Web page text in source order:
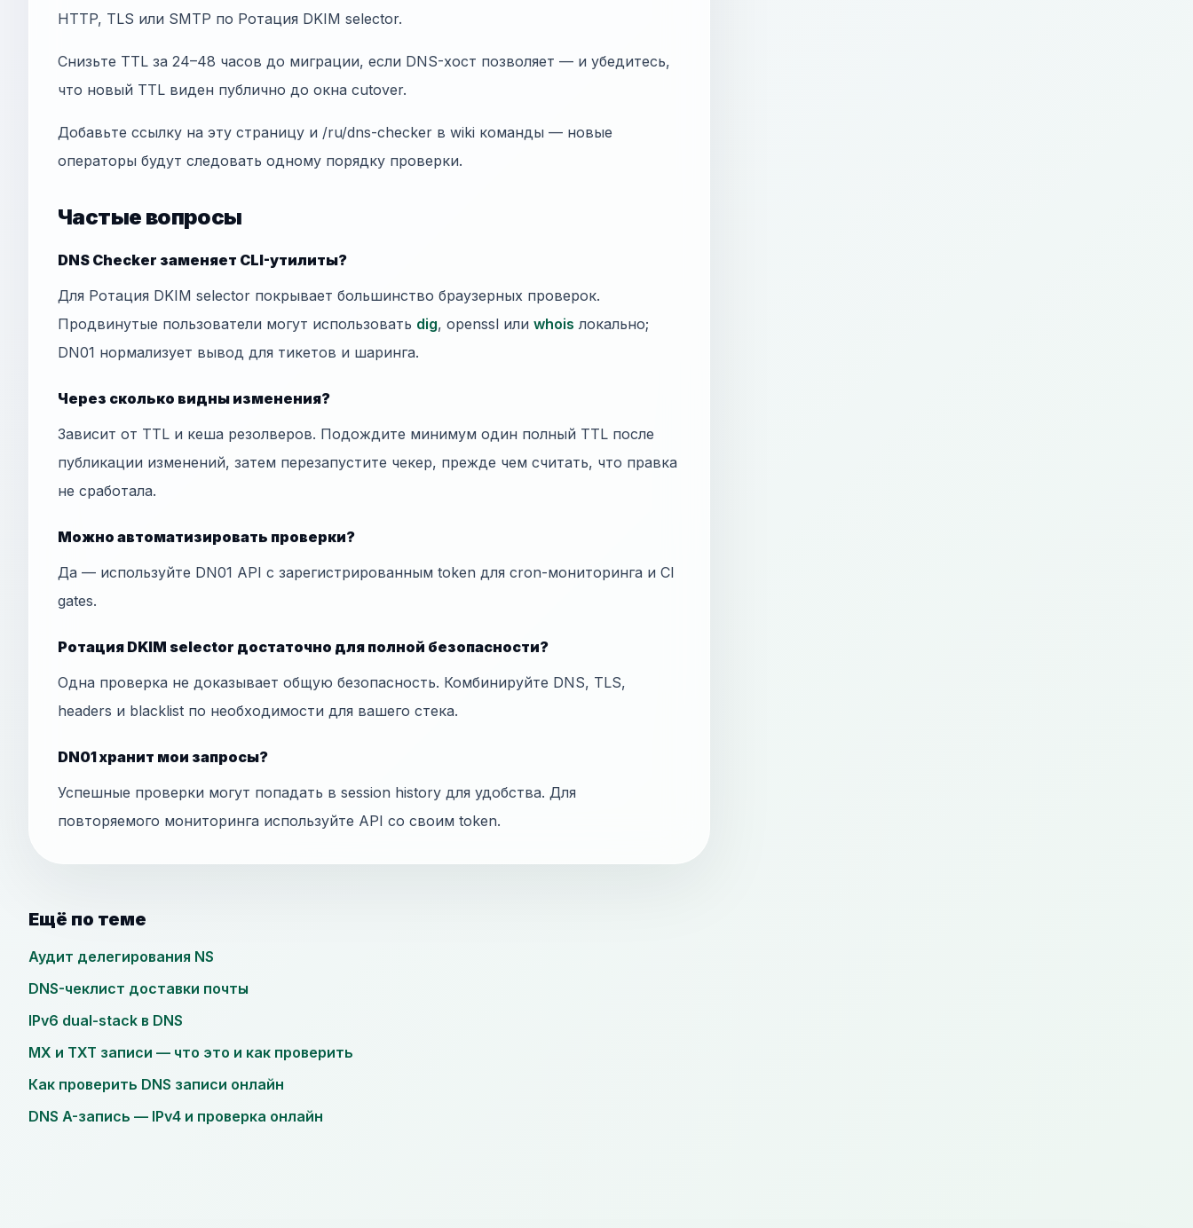
HTTP, TLS или SMTP по Ротация DKIM selector.
Снизьте TTL за 24–48 часов до миграции, если DNS-хост позволяет — и убедитесь,
что новый TTL виден публично до окна cutover.
Добавьте ссылку на эту страницу и /ru/dns-checker в wiki команды — новые
операторы будут следовать одному порядку проверки.
Частые вопросы
DNS Checker заменяет CLI-утилиты?
Для Ротация DKIM selector покрывает большинство браузерных проверок.
Продвинутые пользователи могут использовать dig, openssl или whois локально;
DN01 нормализует вывод для тикетов и шаринга.
Через сколько видны изменения?
Зависит от TTL и кеша резолверов. Подождите минимум один полный TTL после
публикации изменений, затем перезапустите чекер, прежде чем считать, что правка
не сработала.
Можно автоматизировать проверки?
Да — используйте DN01 API с зарегистрированным token для cron-мониторинга и CI
gates.
Ротация DKIM selector достаточно для полной безопасности?
Одна проверка не доказывает общую безопасность. Комбинируйте DNS, TLS,
headers и blacklist по необходимости для вашего стека.
DN01 хранит мои запросы?
Успешные проверки могут попадать в session history для удобства. Для
повторяемого мониторинга используйте API со своим token.
Ещё по теме
Аудит делегирования NS
DNS-чеклист доставки почты
IPv6 dual-stack в DNS
MX и TXT записи — что это и как проверить
Как проверить DNS записи онлайн
DNS A-запись — IPv4 и проверка онлайн